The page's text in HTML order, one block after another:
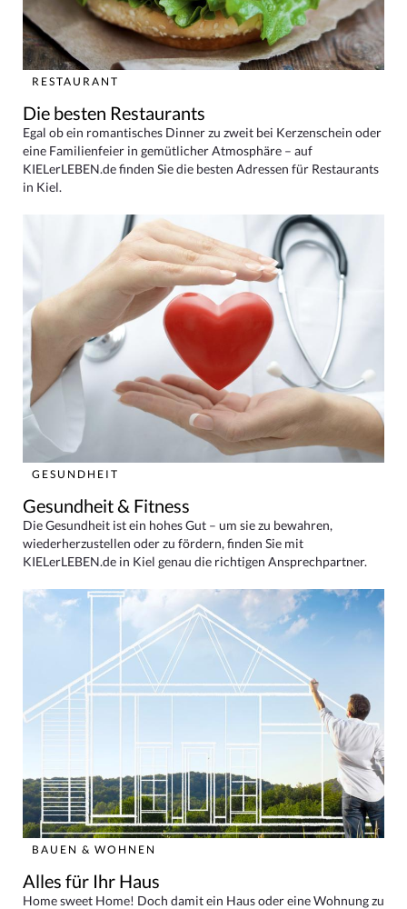
RESTAURANT
Die besten Restaurants
Egal ob ein romantisches Dinner zu zweit bei Kerzenschein oder
eine Familienfeier in gemütlicher Atmosphäre – auf
KIELerLEBEN.de finden Sie die besten Adressen für Restaurants
in Kiel.
GESUNDHEIT
Gesundheit & Fitness
Die Gesundheit ist ein hohes Gut – um sie zu bewahren,
wiederherzustellen oder zu fördern, finden Sie mit
KIELerLEBEN.de in Kiel genau die richtigen Ansprechpartner.
BAUEN & WOHNEN
Alles für Ihr Haus
Home sweet Home! Doch damit ein Haus oder eine Wohnung zu